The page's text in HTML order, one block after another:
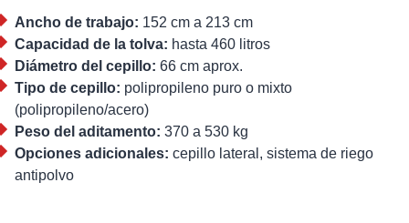
Ancho de trabajo: 152 cm a 213 cm
Capacidad de la tolva: hasta 460 litros
Diámetro del cepillo: 66 cm aprox.
Tipo de cepillo: polipropileno puro o mixto
(polipropileno/acero)
Peso del aditamento: 370 a 530 kg
Opciones adicionales: cepillo lateral, sistema de riego
antipolvo